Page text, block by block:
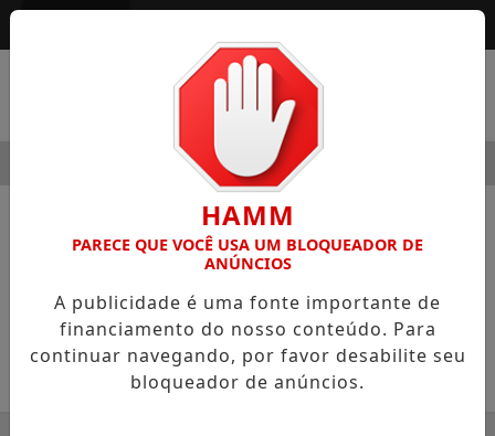
HOSPITAL SAMARITANO HIGIENÓPOLIS
EDITORIAL
São Paulo 471 anos
Editorial
SEMANÁRIO ZONA NORTE
HAMM
PARECE QUE VOCÊ USA UM BLOQUEADOR DE
ANÚNCIOS
A publicidade é uma fonte importante de
financiamento do nosso conteúdo. Para
continuar navegando, por favor desabilite seu
bloqueador de anúncios.